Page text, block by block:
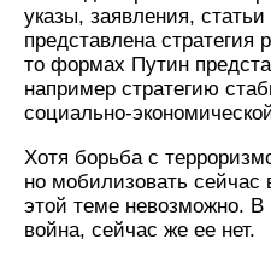
указы, заявления,
представлена стратегия
то формах Путин
например стратегию
социально-
Хотя борьба с
но мобилизовать сейчас
этой теме невозможно. В
война, сейчас же ее нет.